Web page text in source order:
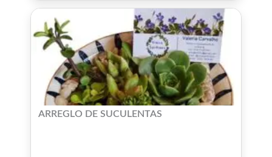
ARREGLO DE SUCULENTAS